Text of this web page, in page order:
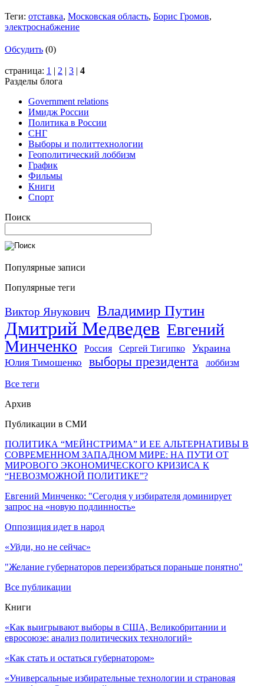
Теги: отставка, Московская область, Борис Громов,
электроснабжение
Обсудить (0)
страница: 1 | 2 | 3 | 4
Разделы блога
Government relations
Имидж России
Политика в России
СНГ
Выборы и политтехнологии
Геополитический лоббизм
График
Фильмы
Книги
Спорт
Поиск
Популярные записи
Популярные теги
Виктор Янукович Владимир Путин
Дмитрий Медведев Евгений
Минченко
Россия Сергей Тигипко Украина
Юлия Тимошенко выборы президента лоббизм
Все теги
Архив
Публикации в СМИ
ПОЛИТИКА “МЕЙНСТРИМА” И ЕЕ АЛЬТЕРНАТИВЫ В
СОВРЕМЕННОМ ЗАПАДНОМ МИРЕ: НА ПУТИ ОТ
МИРОВОГО ЭКОНОМИЧЕСКОГО КРИЗИСА К
“НЕВОЗМОЖНОЙ ПОЛИТИКЕ”?
Евгений Минченко: "Сегодня у избирателя доминирует
запрос на «новую подлинность»
Оппозиция идет в народ
«Уйди, но не сейчас»
"Желание губернаторов переизбраться пораньше понятно"
Все публикации
Книги
«Как выигрывают выборы в США, Великобритании и
евросоюзе: анализ политических технологий»
«Как стать и остаться губернатором»
«Универсальные избирательные технологии и страновая